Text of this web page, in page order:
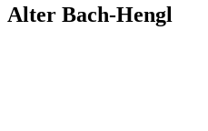
Alter Bach-Hengl